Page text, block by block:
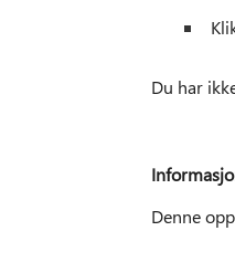
Du har
Denne